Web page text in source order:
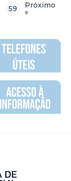
59 Próximo
»